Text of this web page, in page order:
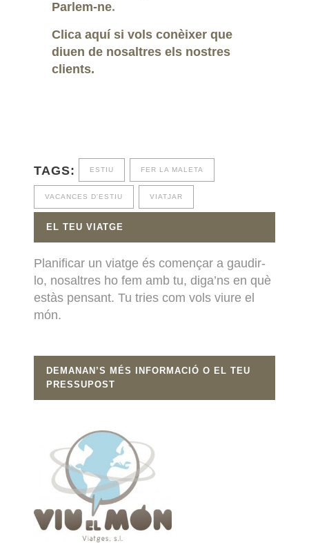
Parlem-ne.
Clica aquí si vols conèixer que
diuen de nosaltres els nostres
clients.
TAGS: ESTIU FER LA MALETA
VACANCES D'ESTIU VIATJAR
EL TEU VIATGE
Planificar un viatge és començar a gaudir-
lo, nosaltres ho fem amb tu, diga’ns en què
estàs pensant. Tu tries com vols viure el
món.
DEMANAN’S MÉS INFORMACIÓ O EL TEU
PRESSUPOST